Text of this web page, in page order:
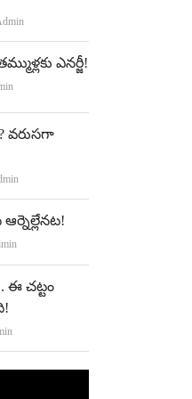
ఎనర్జీ!
వరుసగా
ఈ చ‌ట్టం